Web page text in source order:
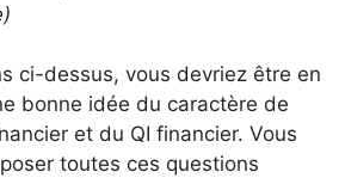
ci-dessus, vous devriez être en
bonne idée du caractère de
et du QI financier. Vous
toutes ces questions